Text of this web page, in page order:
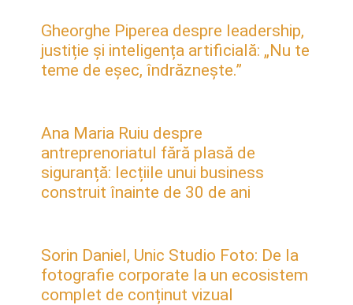
Gheorghe Piperea despre leadership,
justiție și inteligența artificială: „Nu te
teme de eșec, îndrăznește.”
Ana Maria Ruiu despre
antreprenoriatul fără plasă de
siguranță: lecțiile unui business
construit înainte de 30 de ani
Sorin Daniel, Unic Studio Foto: De la
fotografie corporate la un ecosistem
complet de conținut vizual